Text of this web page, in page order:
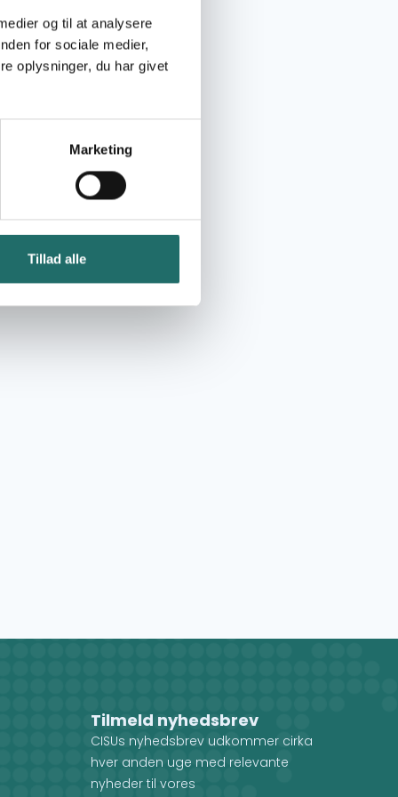
og til at analysere
for sociale medier,
oplysninger, du har givet
Marketing
Tillad alle
Tilmeld nyhedsbrev
CISUs nyhedsbrev udkommer cirka
hver anden uge med relevante
nyheder til vores